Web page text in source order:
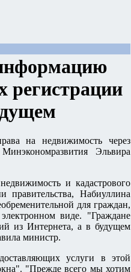
регистрации
на недвижимость через
Эльвира
и кадастрового
правительства, Набиуллина
для граждан,
виде. "Граждане
из Интернета, а в будущем
министр.
услуги в этой
"Прежде всего мы хотим